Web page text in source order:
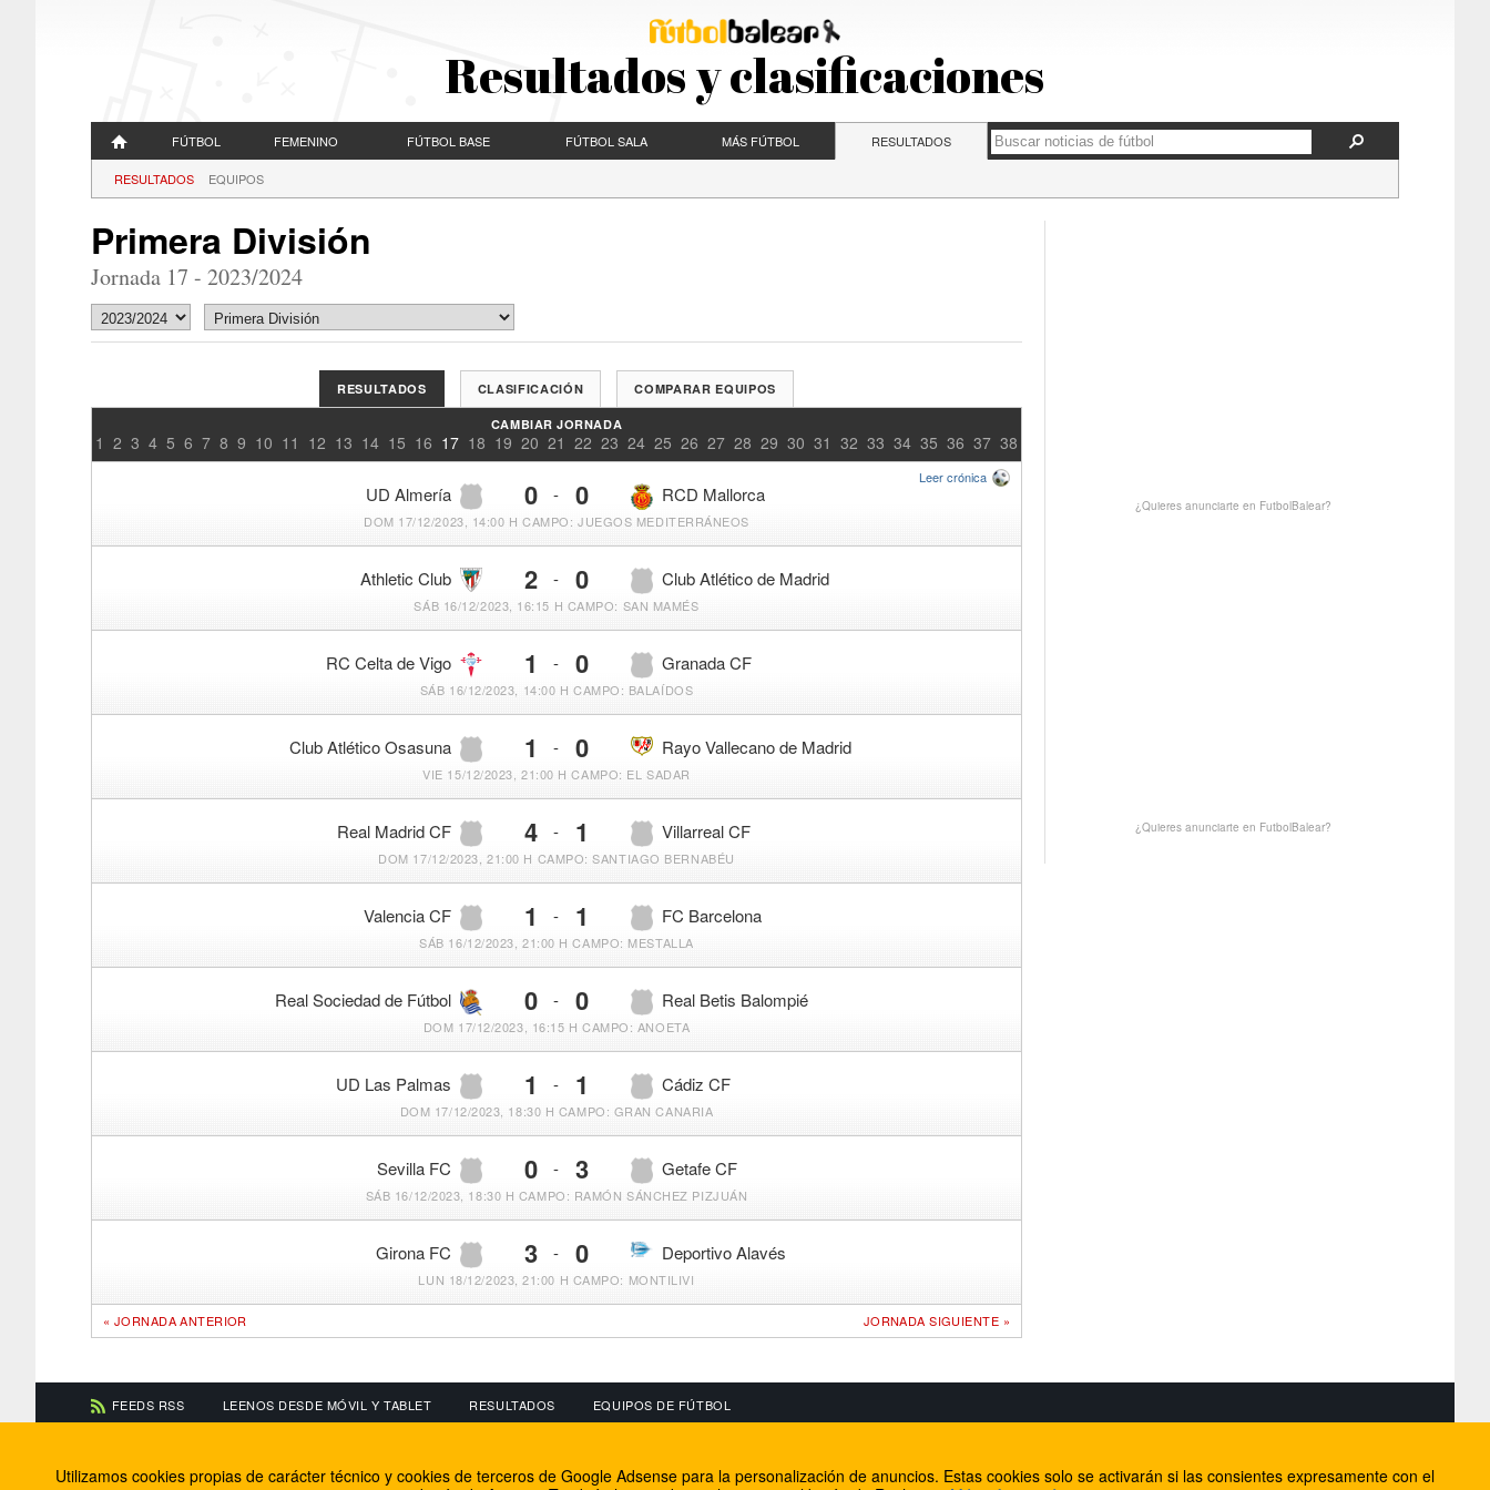
Resultados y clasificaciones
FÚTBOL FEMENINO FÚTBOL BASE FÚTBOL SALA MÁS FÚTBOL RESULTADOS
RESULTADOS EQUIPOS
Primera División
Jornada 17 - 2023/2024
RESULTADOS CLASIFICACIÓN COMPARAR EQUIPOS
CAMBIAR JORNADA
1 2 3 4 5 6 7 8 9 10 11 12 13 14 15 16 17 18 19 20 21 22 23 24 25 26 27 28 29 30 31 32 33 34 35 36 37 38
UD Almería 0 - RCD Mallorca
0
DOM 17/12/2023, 14:00 H CAMPO: JUEGOS MEDITERRÁNEOS
Leer crónica
Athletic Club 2 - Club Atlético de Madrid
0
SÁB 16/12/2023, 16:15 H CAMPO: SAN MAMÉS
RC Celta de Vigo 1 - Granada CF
0
SÁB 16/12/2023, 14:00 H CAMPO: BALAÍDOS
Club Atlético Osasuna 1 - Rayo Vallecano de Madrid
0
VIE 15/12/2023, 21:00 H CAMPO: EL SADAR
Real Madrid CF 4 - Villarreal CF
1
DOM 17/12/2023, 21:00 H CAMPO: SANTIAGO BERNABÉU
Valencia CF 1 - FC Barcelona
1
SÁB 16/12/2023, 21:00 H CAMPO: MESTALLA
Real Sociedad de Fútbol 0 - Real Betis Balompié
0
DOM 17/12/2023, 16:15 H CAMPO: ANOETA
UD Las Palmas 1 - Cádiz CF
1
DOM 17/12/2023, 18:30 H CAMPO: GRAN CANARIA
Sevilla FC 0 - Getafe CF
3
SÁB 16/12/2023, 18:30 H CAMPO: RAMÓN SÁNCHEZ PIZJUÁN
Girona FC 3 - Deportivo Alavés
0
LUN 18/12/2023, 21:00 H CAMPO: MONTILIVI
JORNADA SIGUIENTE »
« JORNADA ANTERIOR
¿Quieres anunciarte en FutbolBalear?
¿Quieres anunciarte en FutbolBalear?
FEEDS RSS LEENOS DESDE MÓVIL Y TABLET RESULTADOS EQUIPOS DE FÚTBOL
Información de contacto
El equipo de FútbolBalear
Facebook
Internet Rural Mallorca
Utilizamos cookies propias de carácter técnico y cookies de terceros de Google Adsense para la personalización de anuncios. Estas cookies solo se activarán si las consientes expresamente con el